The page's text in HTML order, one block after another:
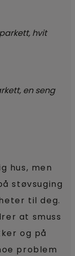
hus, men
støvsuging
til deg.
at smuss
og på
problem